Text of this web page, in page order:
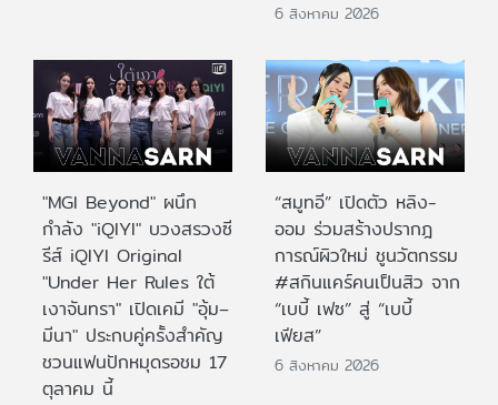
6 สิงหาคม 2026
"MGI Beyond" ผนึก
กำลัง "iQIYI" บวงสรวงซี
รีส์ iQIYI Original
"Under Her Rules ใต้
เงาจันทรา" เปิดเคมี "อุ้ม–
มีนา" ประกบคู่ครั้งสำคัญ
ชวนแฟนปักหมุดรอชม 17
ตุลาคม นี้
“สมูทอี” เปิดตัว หลิง-
ออม ร่วมสร้างปรากฎ
การณ์ผิวใหม่ ชูนวัตกรรม
#สกินแคร์คนเป็นสิว จาก
“เบบี้ เฟซ” สู่ “เบบี้
เฟียส”
6 สิงหาคม 2026